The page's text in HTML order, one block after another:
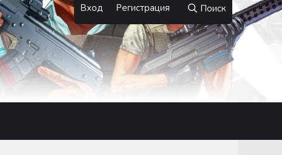
Вход Регистрация Поиск